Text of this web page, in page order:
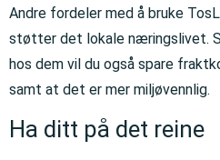
Andre fordeler med å bruke
støtter det lokale næringslivet.
hos dem vil du også spare
samt at det er mer miljøvennlig.
Ha ditt på det reine